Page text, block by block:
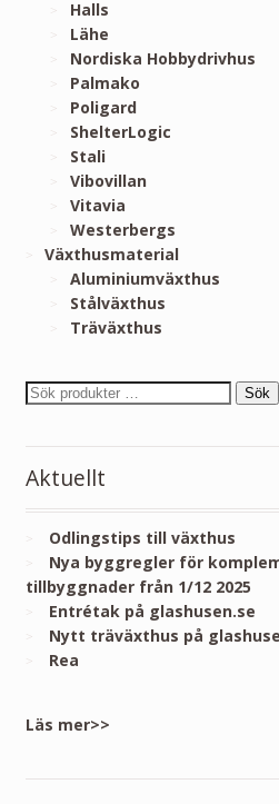
Halls
Lähe
Nordiska Hobbydrivhus
Palmako
Poligard
ShelterLogic
Stali
Vibovillan
Vitavia
Westerbergs
Växthusmaterial
Aluminiumväxthus
Stålväxthus
Träväxthus
Sök
Aktuellt
Odlingstips till växthus
Nya byggregler för
tillbyggnader från 1/12 2025
Entrétak på glashusen.se
Nytt träväxthus på
Rea
Läs mer>>